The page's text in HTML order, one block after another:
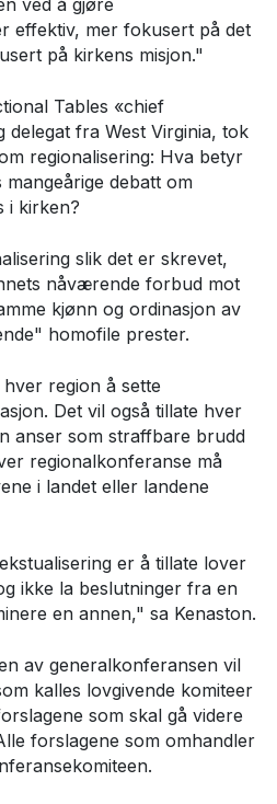
effektiv, mer fokusert på det
på kirkens misjon."
Tables «chief
fra West Virginia, tok
regionalisering: Hva betyr
debatt om
i kirken?
slik det er skrevet,
nåværende forbud mot
kjønn og ordinasjon av
homofile prester.
region å sette
Det vil også tillate hver
anser som straffbare brudd
regionalkonferanse må
i landet eller landene
er å tillate lover
ikke la beslutninger fra en
en annen," sa Kenaston.
av generalkonferansen vil
kalles lovgivende komiteer
som skal gå videre
forslagene som omhandler